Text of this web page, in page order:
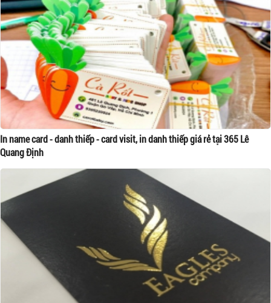
In name card - danh thiếp - card visit, in danh thiếp giá rẻ tại 365 Lê
Quang Định